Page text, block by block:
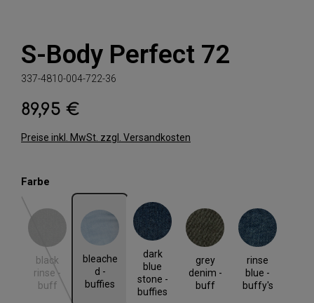
S-Body Perfect 72
337-4810-004-722-36
Regulärer Preis:
89,95 €
Preise inkl. MwSt. zzgl. Versandkosten
Farbe
black
rinse -
buff
black rinse - buff
(Diese Option ist zurzeit nicht verfügbar.)
bleache
d -
buffies
bleached - buffies
dark
blue
stone -
buffies
dark blue stone - buffies
grey
denim -
buff
grey denim - buff
rinse
blue -
buffy's
rinse blue - buffy's